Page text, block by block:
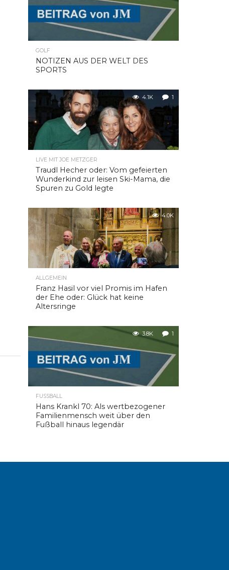
GOLF
NOTIZEN AUS DER WELT DES
SPORTS
4.1K 1
LIVE MIT JOE METZGER
Traudl Hecher oder: Vom gefeierten
Wunderkind zur leisen Ski-Mama, die
Spuren zu Gold legte
4.0K
ALLGEMEIN
Franz Hasil vor viel Promis im Hafen
der Ehe oder: Glück hat keine
Altersringe
3.8K 1
FUSSBALL
Hans Krankl 70: Als wertbezogener
Familienmensch weit über den
Fußball hinaus legendär